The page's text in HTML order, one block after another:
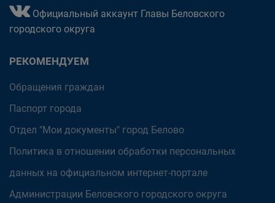
Официальный аккаунт Главы Беловского
городского округа
РЕКОМЕНДУЕМ
Обращения граждан
Паспорт города
Отдел "Мои документы" город Белово
Политика в отношении обработки персональных
данных на официальном интернет-портале
Администрации Беловского городского округа